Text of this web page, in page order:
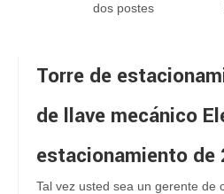
dos postes
Torre de
de llave mecánico
estacionamiento de
Tal vez usted sea un gerente de